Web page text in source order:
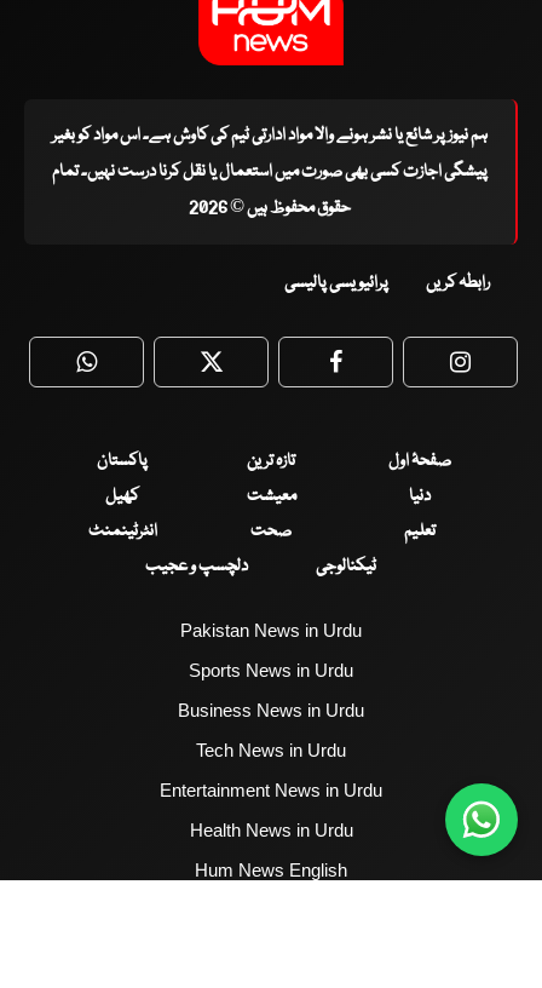
ہم نیوز پر شائع یا نشر ہونے والا مواد ادارتی ٹیم کی کاوش ہے۔ اس مواد کو بغیر
پیشگی اجازت کسی بھی صورت میں استعمال یا نقل کرنا درست نہیں۔ تمام
حقوق محفوظ ہیں © 2026
رابطہ کریں پرائیویسی پالیسی
WhatsApp Twitter Facebook
صفحۂ اول تازہ ترین
پاکستان
دنیا
معیشت
کھیل
تعلیم
صحت
انٹرٹینمنٹ
ٹیکنالوجی
دلچسپ و عجیب
Pakistan News in Urdu
Sports News in Urdu
Business News in Urdu
Tech News in Urdu
Entertainment News in Urdu
Health News in Urdu
Hum News English